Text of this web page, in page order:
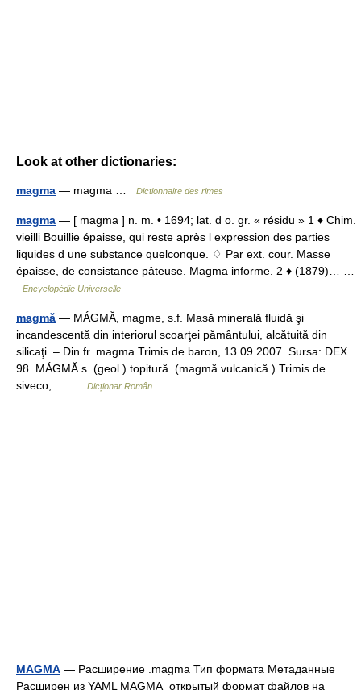
Look at other dictionaries:
magma — magma … Dictionnaire des rimes
magma — [ magma ] n. m. • 1694; lat. d o. gr. « résidu » 1 ♦ Chim.
vieilli Bouillie épaisse, qui reste après l expression des parties
liquides d une substance quelconque. ♢ Par ext. cour. Masse
épaisse, de consistance pâteuse. Magma informe. 2 ♦ (1879)… …
Encyclopédie Universelle
magmă — MÁGMĂ, magme, s.f. Masă minerală fluidă şi
incandescentă din interiorul scoarţei pământului, alcătuită din
silicaţi. – Din fr. magma Trimis de baron, 13.09.2007. Sursa: DEX
98 MÁGMĂ s. (geol.) topitură. (magmă vulcanică.) Trimis de
siveco,… …
Dicționar Român
MAGMA — Расширение .magma Тип формата Метаданные
Расширен из YAML MAGMA открытый формат файлов на